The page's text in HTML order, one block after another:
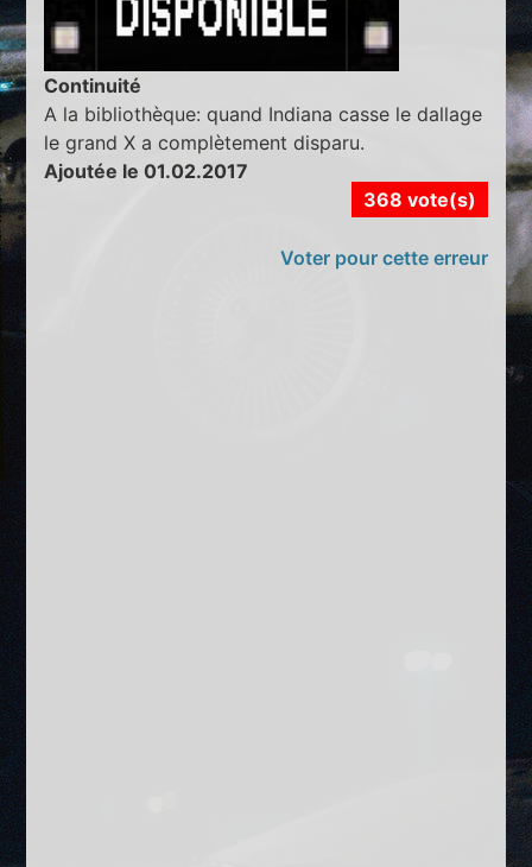
Continuité
A la bibliothèque: quand Indiana casse le dallage
le grand X a complètement disparu.
Ajoutée le 01.02.2017
368 vote(s)
Voter pour cette erreur